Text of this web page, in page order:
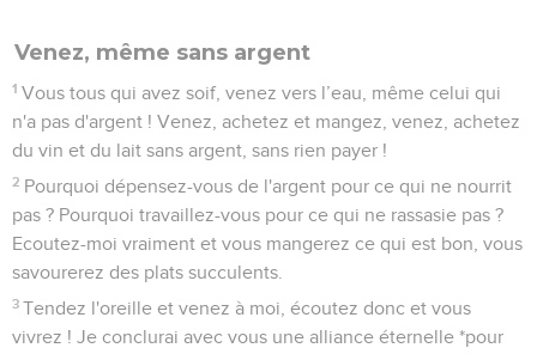
Venez, même sans argent
1 Vous tous qui avez soif, venez vers l’eau, même celui qui
n'a pas d'argent ! Venez, achetez et mangez, venez, achetez
du vin et du lait sans argent, sans rien payer !
2 Pourquoi dépensez-vous de l'argent pour ce qui ne nourrit
pas ? Pourquoi travaillez-vous pour ce qui ne rassasie pas ?
Ecoutez-moi vraiment et vous mangerez ce qui est bon, vous
savourerez des plats succulents.
3 Tendez l'oreille et venez à moi, écoutez donc et vous
vivrez ! Je conclurai avec vous une alliance éternelle *pour